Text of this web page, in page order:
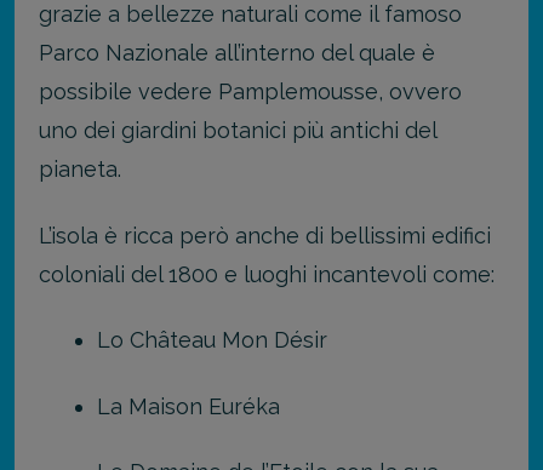
grazie a bellezze naturali come il famoso
Parco Nazionale all’interno del quale è
possibile vedere Pamplemousse, ovvero
uno dei giardini botanici più antichi del
pianeta.
L’isola è ricca però anche di bellissimi edifici
coloniali del 1800 e luoghi incantevoli come:
Lo Château Mon Désir
La Maison Euréka